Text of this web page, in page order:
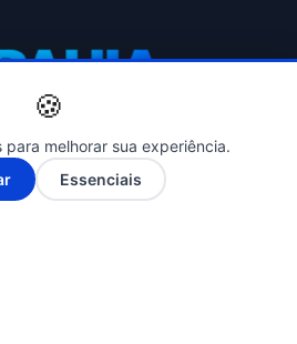
atualizadas diariamente.
Brasil, Bahia, Salvador e
A+
🍪
para melhorar sua experiência.
Essenciais